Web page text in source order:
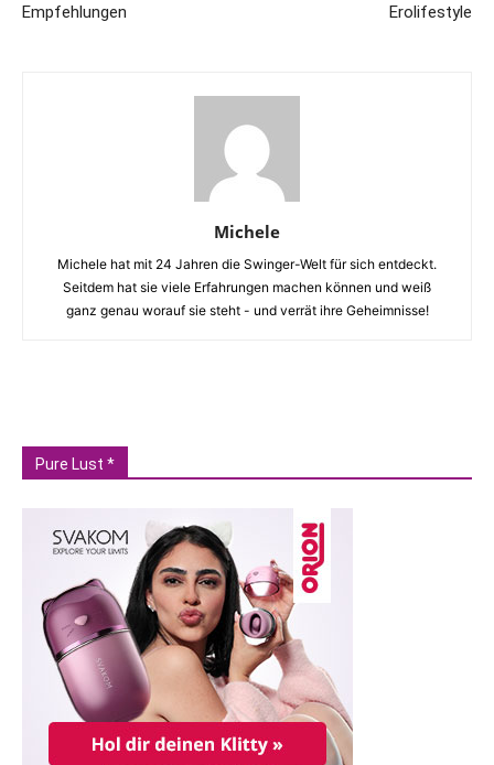
Empfehlungen
Erolifestyle
Michele
Michele hat mit 24 Jahren die Swinger-Welt für sich entdeckt.
Seitdem hat sie viele Erfahrungen machen können und weiß
ganz genau worauf sie steht - und verrät ihre Geheimnisse!
Pure Lust *